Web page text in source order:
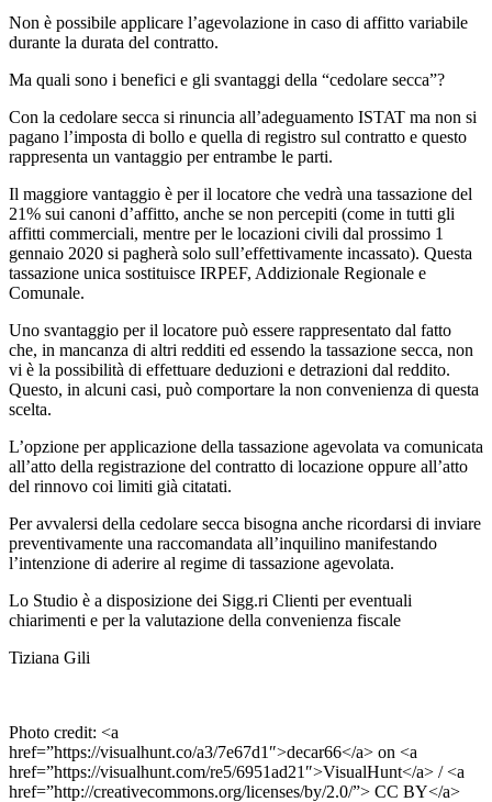
Non è possibile applicare l’agevolazione in caso di affitto variabile
durante la durata del contratto.
Ma quali sono i benefici e gli svantaggi della “cedolare secca”?
Con la cedolare secca si rinuncia all’adeguamento ISTAT ma non si
pagano l’imposta di bollo e quella di registro sul contratto e questo
rappresenta un vantaggio per entrambe le parti.
Il maggiore vantaggio è per il locatore che vedrà una tassazione del
21% sui canoni d’affitto, anche se non percepiti (come in tutti gli
affitti commerciali, mentre per le locazioni civili dal prossimo 1
gennaio 2020 si pagherà solo sull’effettivamente incassato). Questa
tassazione unica sostituisce IRPEF, Addizionale Regionale e
Comunale.
Uno svantaggio per il locatore può essere rappresentato dal fatto
che, in mancanza di altri redditi ed essendo la tassazione secca, non
vi è la possibilità di effettuare deduzioni e detrazioni dal reddito.
Questo, in alcuni casi, può comportare la non convenienza di questa
scelta.
L’opzione per applicazione della tassazione agevolata va comunicata
all’atto della registrazione del contratto di locazione oppure all’atto
del rinnovo coi limiti già citatati.
Per avvalersi della cedolare secca bisogna anche ricordarsi di inviare
preventivamente una raccomandata all’inquilino manifestando
l’intenzione di aderire al regime di tassazione agevolata.
Lo Studio è a disposizione dei Sigg.ri Clienti per eventuali
chiarimenti e per la valutazione della convenienza fiscale
Tiziana Gili
Photo credit: <a
href=”https://visualhunt.co/a3/7e67d1″>decar66</a> on <a
href=”https://visualhunt.com/re5/6951ad21″>VisualHunt</a> / <a
href=”http://creativecommons.org/licenses/by/2.0/”> CC BY</a>